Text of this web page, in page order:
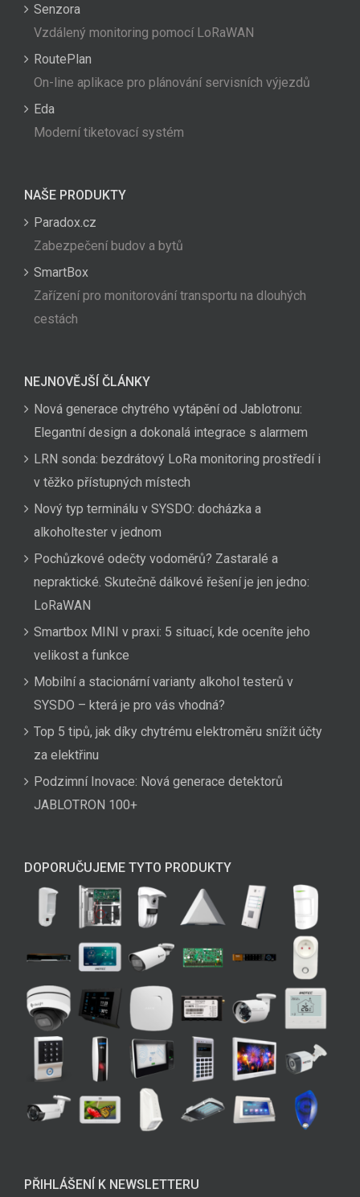
Senzora
Vzdálený monitoring pomocí LoRaWAN
RoutePlan
On-line aplikace pro plánování servisních výjezdů
Eda
Moderní tiketovací systém
NAŠE PRODUKTY
Paradox.cz
Zabezpečení budov a bytů
SmartBox
Zařízení pro monitorování transportu na dlouhých
cestách
NEJNOVĚJŠÍ ČLÁNKY
Nová generace chytrého vytápění od Jablotronu:
Elegantní design a dokonalá integrace s alarmem
LRN sonda: bezdrátový LoRa monitoring prostředí i
v těžko přístupných místech
Nový typ terminálu v SYSDO: docházka a
alkoholtester v jednom
Pochůzkové odečty vodoměrů? Zastaralé a
nepraktické. Skutečně dálkové řešení je jen jedno:
LoRaWAN
Smartbox MINI v praxi: 5 situací, kde oceníte jeho
velikost a funkce
Mobilní a stacionární varianty alkohol testerů v
SYSDO – která je pro vás vhodná?
Top 5 tipů, jak díky chytrému elektroměru snížit účty
za elektřinu
Podzimní Inovace: Nová generace detektorů
JABLOTRON 100+
DOPORUČUJEME TYTO PRODUKTY
PŘIHLÁŠENÍ K NEWSLETTERU